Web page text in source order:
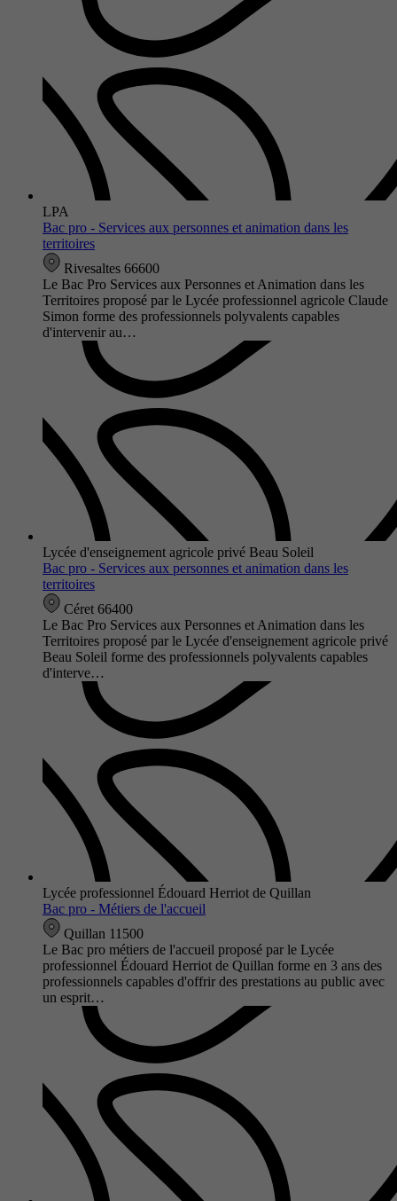
LPA
Bac pro - Services aux personnes et animation dans les
territoires
Rivesaltes 66600
Le Bac Pro Services aux Personnes et Animation dans les
Territoires proposé par le Lycée professionnel agricole Claude
Simon forme des professionnels polyvalents capables
d'intervenir au…
Lycée d'enseignement agricole privé Beau Soleil
Bac pro - Services aux personnes et animation dans les
territoires
Céret 66400
Le Bac Pro Services aux Personnes et Animation dans les
Territoires proposé par le Lycée d'enseignement agricole privé
Beau Soleil forme des professionnels polyvalents capables
d'interve…
Lycée professionnel Édouard Herriot de Quillan
Bac pro - Métiers de l'accueil
Quillan 11500
Le Bac pro métiers de l'accueil proposé par le Lycée
professionnel Édouard Herriot de Quillan forme en 3 ans des
professionnels capables d'offrir des prestations au public avec
un esprit…